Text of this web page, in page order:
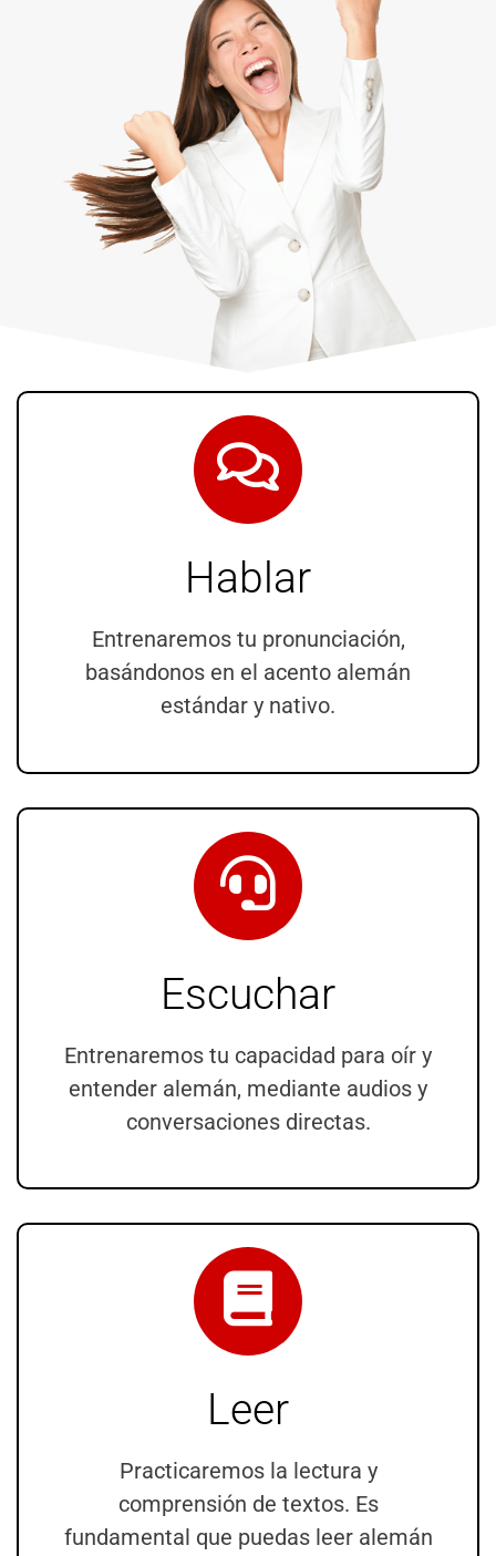
Hablar
Entrenaremos tu pronunciación,
basándonos en el acento alemán
estándar y nativo.
Escuchar
Entrenaremos tu capacidad para oír y
entender alemán, mediante audios y
conversaciones directas.
Leer
Practicaremos la lectura y
comprensión de textos. Es
fundamental que puedas leer alemán